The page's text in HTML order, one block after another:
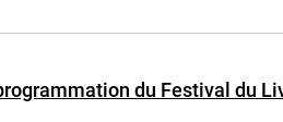
du Festival du